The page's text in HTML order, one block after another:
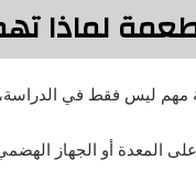
لماذا
مهم ليس فقط في الدراسة،
على المعدة أو الجهاز